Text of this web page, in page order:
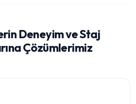
Deneyim ve Staj
Çözümlerimiz